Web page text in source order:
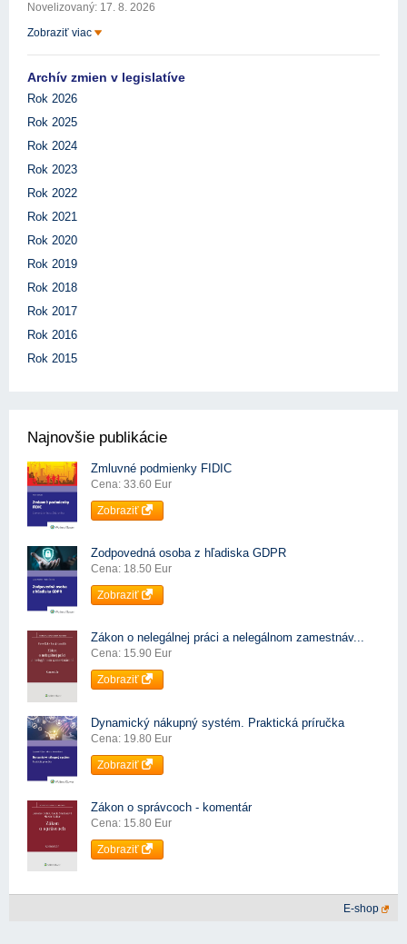
Novelizovaný: 17. 8. 2026
Zobraziť viac
Archív zmien v legislatíve
Rok 2026
Rok 2025
Rok 2024
Rok 2023
Rok 2022
Rok 2021
Rok 2020
Rok 2019
Rok 2018
Rok 2017
Rok 2016
Rok 2015
Najnovšie publikácie
Zmluvné podmienky FIDIC
Cena: 33.60 Eur
Zobraziť
Zodpovedná osoba z hľadiska GDPR
Cena: 18.50 Eur
Zobraziť
Zákon o nelegálnej práci a nelegálnom zamestnáv...
Cena: 15.90 Eur
Zobraziť
Dynamický nákupný systém. Praktická príručka
Cena: 19.80 Eur
Zobraziť
Zákon o správcoch - komentár
Cena: 15.80 Eur
Zobraziť
E-shop